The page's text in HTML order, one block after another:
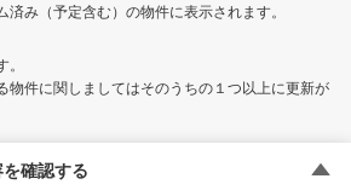
み（予定含む）の物件に表示されます。
物件に関しましてはそのうちの１つ以上に更新が
表示されます。
確認する